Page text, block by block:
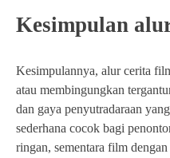
Kesimpulan
Kesimpulannya, alur cerita
atau membingungkan
dan gaya penyutradaraan
sederhana cocok bagi
ringan, sementara film